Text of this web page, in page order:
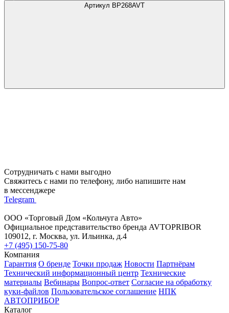
Артикул BP268AVT
Сотрудничать с нами выгодно
Свяжитесь с нами по телефону, либо напишите нам
в мессенджере
Telegram
ООО «Торговый Дом «Кольчуга Авто»
Официальное представительство бренда AVTOPRIBOR
109012, г. Москва, ул. Ильинка, д.4
+7 (495) 150-75-80
Компания
Гарантия О бренде Точки продаж Новости Партнёрам
Технический информационный центр Технические
материалы Вебинары Вопрос-ответ Согласие на обработку
куки-файлов Пользовательское соглашение НПК
АВТОПРИБОР
Каталог